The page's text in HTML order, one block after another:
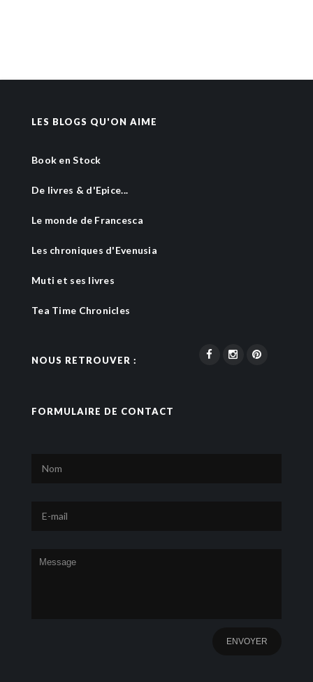
LES BLOGS QU'ON AIME
Book en Stock
De livres & d'Epice...
Le monde de Francesca
Les chroniques d'Evenusia
Muti et ses livres
Tea Time Chronicles
NOUS RETROUVER :
FORMULAIRE DE CONTACT